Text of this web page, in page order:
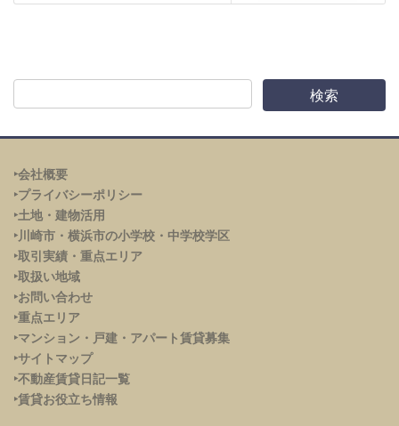
‣会社概要
‣プライバシーポリシー
‣土地・建物活用
‣川崎市・横浜市の小学校・中学校学区
‣取引実績・重点エリア
‣取扱い地域
‣お問い合わせ
‣重点エリア
‣マンション・戸建・アパート賃貸募集
‣サイトマップ
‣不動産賃貸日記一覧
‣賃貸お役立ち情報